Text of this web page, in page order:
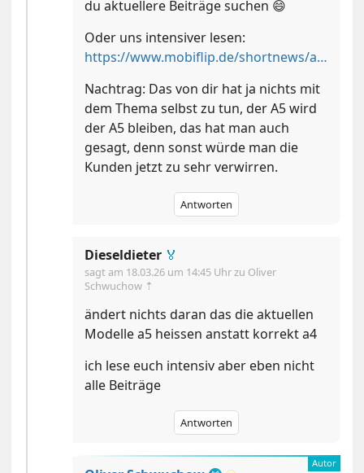
du aktuellere Beiträge suchen 😄
Oder uns intensiver lesen:
https://www.mobiflip.de/shortnews/audi-kehrt-bei-autos-zurueck-zu-den-wurzeln/
Nachtrag: Das von dir hat ja nichts mit
dem Thema selbst zu tun, der A5 wird
der A5 bleiben, das hat man auch
gesagt, denn sonst würde man die
Kunden jetzt zu sehr verwirren.
Antworten
Dieseldieter 🏅
sagt am 18.03.26 um 14:45 Uhrzu Oliver
Schwuchow ⇡
ändert nichts daran das die aktuellen
Modelle a5 heissen anstatt korrekt a4
ich lese euch intensiv aber eben nicht
alle Beiträge
Antworten